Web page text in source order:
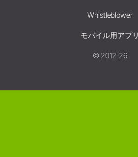
Whistleblower
モバイル用アプリ
© 2012-26